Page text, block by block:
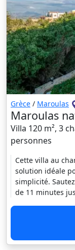
Grèce / Maroulas
Maroulas
Villa 120 m², 3
personnes
Cette villa au
solution idéale
simplicité.
de 11 minutes